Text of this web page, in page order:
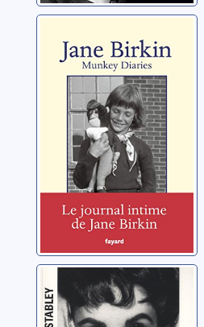
1957-1982
Birkin, Jane
La véritable
Elizabeth Taylor